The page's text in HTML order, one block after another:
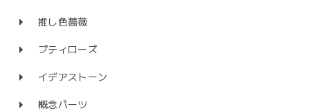
推し色薔薇
プティローズ
イデアストーン
概念パーツ